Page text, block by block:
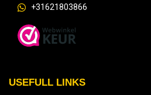
+31621803866
USEFULL LINKS